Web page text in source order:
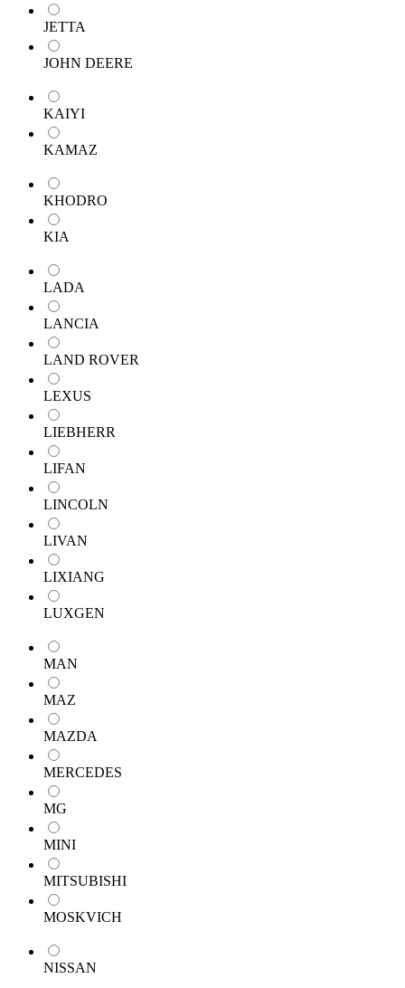
JETTA
JOHN DEERE
KAIYI
KAMAZ
KHODRO
KIA
LADA
LANCIA
LAND ROVER
LEXUS
LIEBHERR
LIFAN
LINCOLN
LIVAN
LIXIANG
LUXGEN
MAN
MAZ
MAZDA
MERCEDES
MG
MINI
MITSUBISHI
MOSKVICH
NISSAN